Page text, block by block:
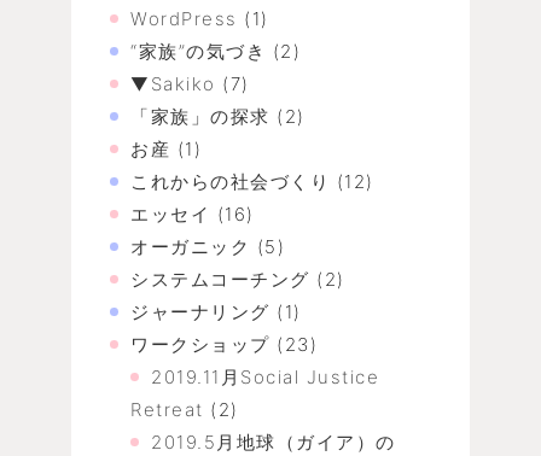
WordPress (1)
“家族”の気づき (2)
▼Sakiko (7)
「家族」の探求 (2)
お産 (1)
これからの社会づくり (12)
エッセイ (16)
オーガニック (5)
システムコーチング (2)
ジャーナリング (1)
ワークショップ (23)
2019.11月Social Justice
Retreat (2)
2019.5月地球（ガイア）の